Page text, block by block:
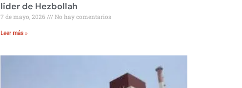
líder de Hezbollah
7 de mayo, 2026 No hay comentarios
Leer más »